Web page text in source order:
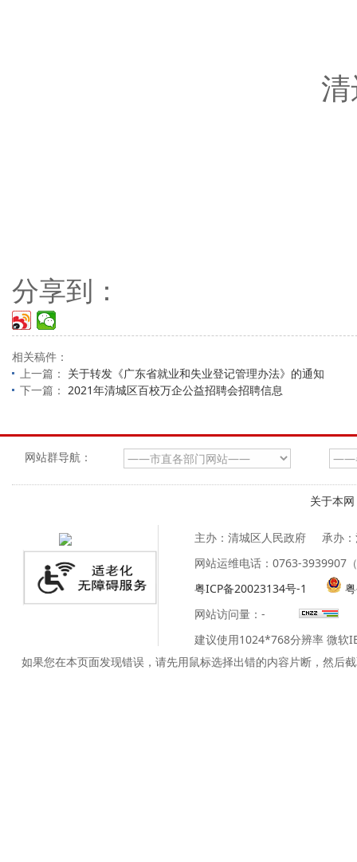
分享到：
相关稿件：
上一篇： 关于转发《广东省就业和失业登记管理办法》的通知
下一篇： 2021年清城区百校万企公益招聘会招聘信息
网站群导航：
关于本网
主办：清城区人民政府
承办
网站运维电话：0763-3939907
粤ICP备20023134号-1
网站访问量： -
建议使用1024*768分辨率 微软
如果您在本页面发现错误，请先用鼠标选择出错的内容片断，然后